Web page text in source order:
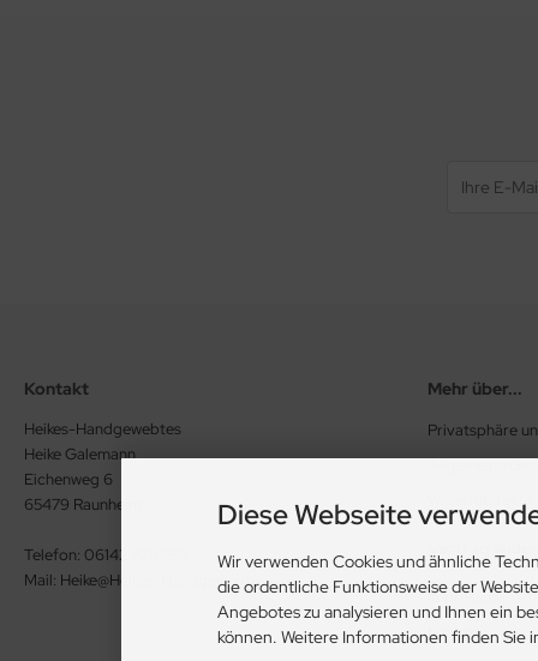
Kontakt
Heikes-Handgewebtes
Heike Galemann
Eichenweg 6
65479 Raunheim
Telefon: 06142 926386
Mail: Heike@Heikes-Handgewebtes.de
Mehr über...
Privatsphäre
Allgemeine
Widerrufsrecht
Impressum
Kontakt
Diese Webseite
Wir verwenden Cookies und ähnliche
die ordentliche Funktionsweise der
Angebotes zu analysieren und Ihnen ein
können. Weitere Informationen finden Sie